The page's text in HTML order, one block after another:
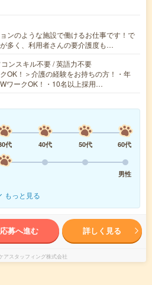
ンのような施設で働けるお仕事です！で
多く、利用者さんの要介護度も…
ンスキル不要 / 英語力不要
OK！＞介護の経験をお持ちの方！・年
ワークOK！・10名以上採用…
代 40代 50代
60代
男性
もっと見る
応募へ進む 詳しく見る
アスタッフィング株式会社